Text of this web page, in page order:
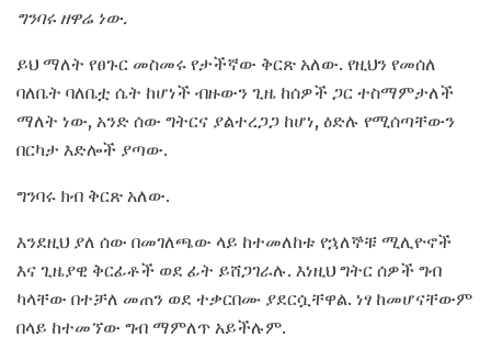
ግንባሩ ዘዋሬ ነው.
ይህ ማለት የፀጉር መስመሩ የታችኛው ቅርጽ አለው. የዚህን የመሰለ
ባለቤት ባለቤቷ ሴት ከሆነች ብዙውን ጊዜ ከሰዎች ጋር ተስማምታለች
ማለት ነው, አንድ ሰው ግትርና ያልተረጋጋ ከሆነ, ዕድሉ የሚሰጣቸውን
በርካታ እድሎች ያጣው.
ግንባሩ ክብ ቅርጽ አለው.
እንደዚህ ያለ ሰው በመገለጫው ላይ ከተመለከቱ የኋለኞቹ ሚሊዮኖች
እና ጊዜያዊ ቅርፊቶች ወደ ፊት ይሸጋገራሉ. እነዚህ ግትር ሰዎች ግብ
ካላቸው በተቻለ መጠን ወደ ተቃርበሙ ያደርሷቸዋል. ነፃ ከመሆናቸውም
በላይ ከተመኘው ግብ ማምለጥ አይችሉም.